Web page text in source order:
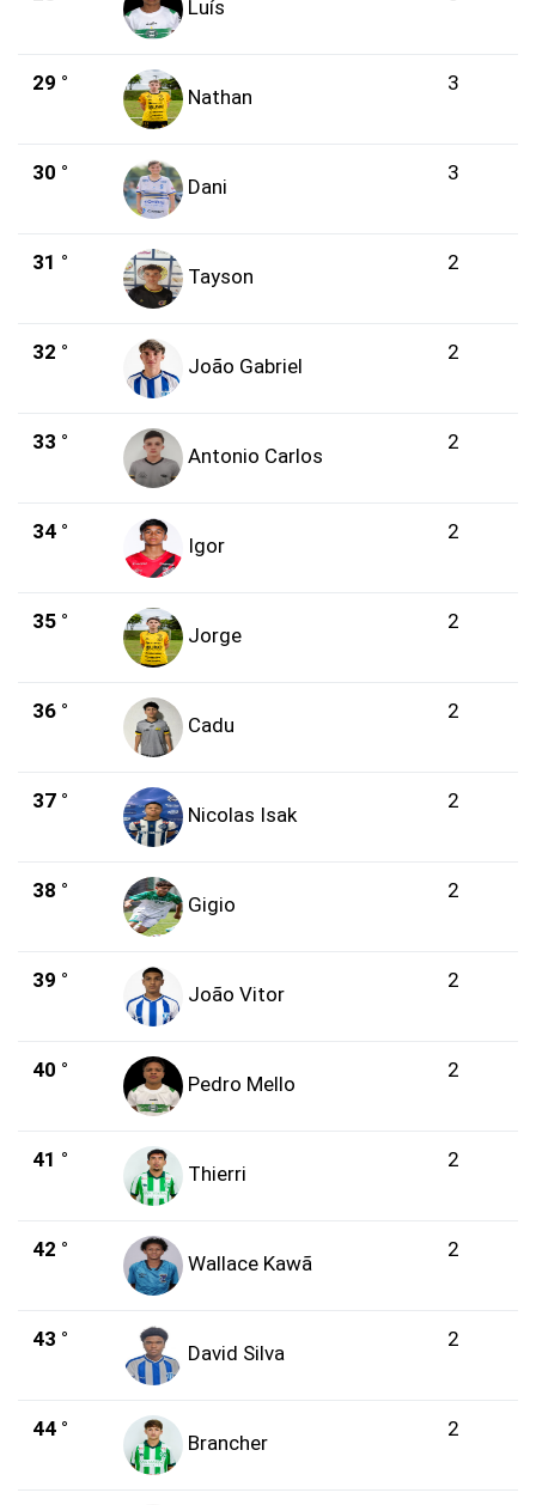
Luís
29 °
Nathan
3
30 °
Dani
3
31 °
Tayson
2
32 °
João Gabriel
2
33 °
Antonio Carlos
2
34 °
Igor
2
35 °
Jorge
2
36 °
Cadu
2
37 °
Nicolas Isak
2
38 °
Gigio
2
39 °
João Vitor
2
40 °
Pedro Mello
2
41 °
Thierri
2
42 °
Wallace Kawã
2
43 °
David Silva
2
44 °
Brancher
2